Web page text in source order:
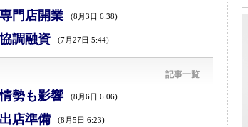
門店開業 (8月3日 6:38)
調融資 (7月27日 5:44)
記事一覧
勢も影響 (8月6日 6:06)
店準備 (8月5日 6:23)